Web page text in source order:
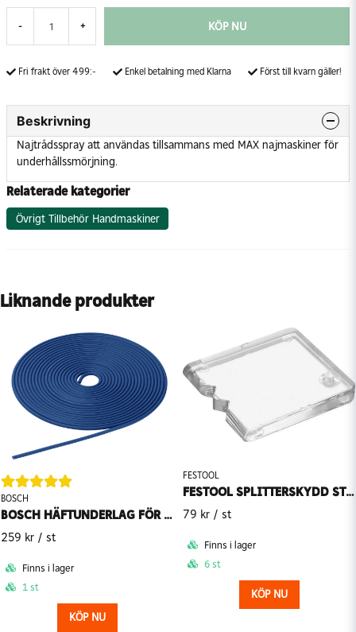
- + KÖP NU
Fri frakt över 499:- Enkel betalning med Klarna Först till kvarn gäller!
Beskrivning
Najtrådsspray att användas tillsammans med MAX najmaskiner för
underhållssmörjning.
Relaterade kategorier
Övrigt Tillbehör Handmaskiner
Liknande produkter
BOSCH
BOSCH HÄFTUNDERLAG FÖR STYRSKENA FSN HB
259 kr / st
Finns i lager
1 st
KÖP NU
FESTOOL
FESTOOL SPLITTERSKYDD STICKSÅG SP-PS/PSB 300 5ST
79 kr / st
Finns i lager
6 st
KÖP NU